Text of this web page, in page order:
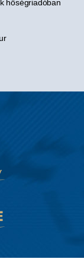
hőségriadóban